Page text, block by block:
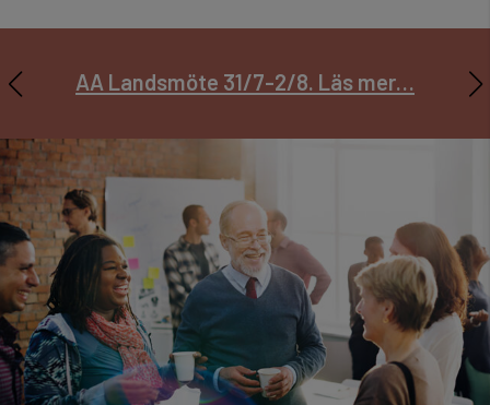
AA Landsmöte 31/7-2/8. Läs mer…
Servicekontoret är semesterstängt
22/6 – 17/7.Läs mer…
Prenumerera påServicebladet
Läs Dagens Reflektion